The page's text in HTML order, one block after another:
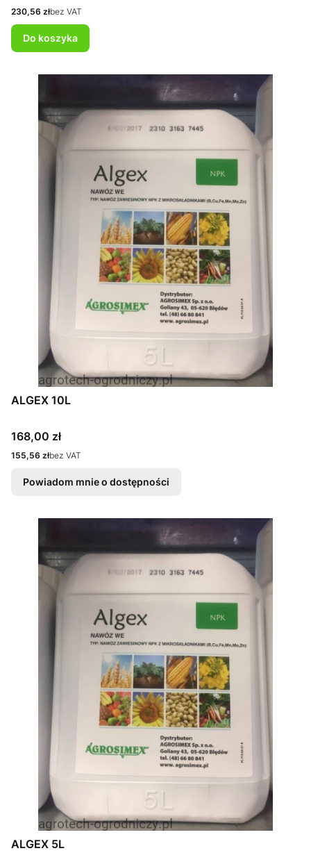
Cena
230,56 złbez VAT
Do koszyka
ALGEX 10L
Cena
168,00 zł
Cena
155,56 złbez VAT
Powiadom mnie o dostępności
ALGEX 5L